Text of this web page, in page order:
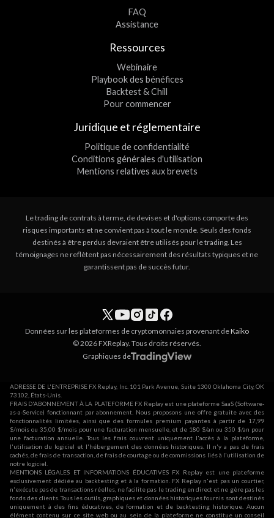
FAQ
Assistance
Ressources
Webinaire
Playbook des bénéfices
Backtest & Chill
Pour commencer
Juridique et réglementaire
Politique de confidentialité
Conditions générales d'utilisation
Mentions relatives aux brevets
Le trading de contrats à terme, de devises et d'options comporte des
risques importants et ne convient pas à tout le monde. Seuls des fonds
destinés à être perdus devraient être utilisés pour le trading. Les
témoignages ne reflètent pas nécessairement des résultats typiques et ne
garantissent pas de succès futur.
Données sur les plateformes de cryptomonnaies provenant deKaiko
© 2026 FXReplay. Tous droits réservés.
Graphiques de
ADRESSE DE L'ENTREPRISE FX Replay, Inc. 101 Park Avenue, Suite 1300 Oklahoma City, OK
73102, États-Unis.
FRAIS D'ABONNEMENT À LA PLATEFORME FX Replay est une plateforme SaaS (Software-
as-a-Service) fonctionnant par abonnement. Nous proposons une offre gratuite avec des
fonctionnalités limitées, ainsi que des formules premium payantes à partir de 17,99
$/mois ou 35,00 $/mois pour une facturation mensuelle, et de 180 $/an ou 350 $/an pour
une facturation annuelle. Tous les frais couvrent uniquement l'accès à la plateforme,
l'utilisation du logiciel et l'hébergement des données historiques. Il n'y a pas de frais
cachés, de frais de transaction, de frais de courtage ou de commissions liés à l'utilisation de
notre logiciel.
MENTIONS LÉGALES ET INFORMATIONS ÉDUCATIVES FX Replay est une plateforme
exclusivement dédiée au backtesting et à la formation. FX Replay n'est pas un courtier,
n'exécute pas de transactions réelles, ne facilite pas le trading en direct et ne gère pas les
fonds des clients. Tous les outils, graphiques et données historiques fournis sont destinés
uniquement à des fins éducatives, de formation et de backtesting historique. Aucun
élément contenu sur ce site web ou au sein de la plateforme ne constitue un conseil